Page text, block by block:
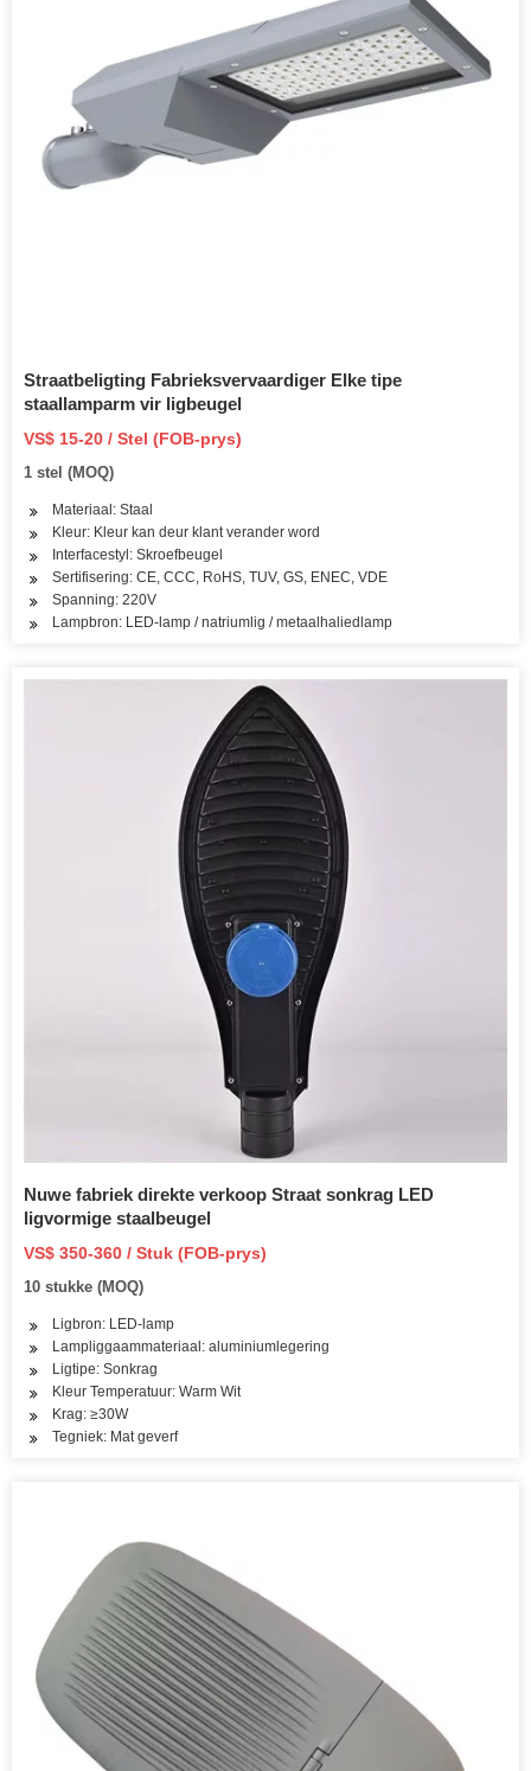
Straatbeligting Fabrieksvervaardiger Elke tipe
staallamparm vir ligbeugel
VS$ 15-20 / Stel (FOB-prys)
1 stel (MOQ)
Materiaal: Staal
Kleur: Kleur kan deur klant verander word
Interfacestyl: Skroefbeugel
Sertifisering: CE, CCC, RoHS, TUV, GS, ENEC, VDE
Spanning: 220V
Lampbron: LED-lamp / natriumlig / metaalhaliedlamp
Nuwe fabriek direkte verkoop Straat sonkrag LED
ligvormige staalbeugel
VS$ 350-360 / Stuk (FOB-prys)
10 stukke (MOQ)
Ligbron: LED-lamp
Lampliggaammateriaal: aluminiumlegering
Ligtipe: Sonkrag
Kleur Temperatuur: Warm Wit
Krag: ≥30W
Tegniek: Mat geverf